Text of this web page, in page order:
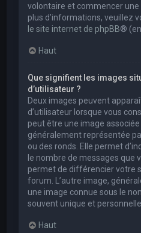
volontaire et commencer
plus d’informations, veuillez
le site internet de phpBB®
Haut
Que signifient les images
d’utilisateur ?
Deux images peuvent
d’utilisateur lorsque vous
peut être une image
généralement représentée
ou des ronds. Elle permet
le nombre de messages que
permet de différencier votre
forum. L’autre image,
une image connue sous le
souvent unique et
Haut